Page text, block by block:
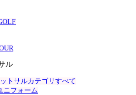
ル
トサルカテゴリすべて
ニフォーム